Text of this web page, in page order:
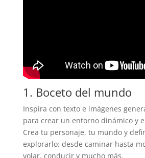
1. Boceto del mundo
Inspira con texto e imágenes
para crear un entorno dinámico y
Crea tu personaje, tu mundo y
explorarlo: desde caminar hasta
volar, conducir y mucho más.